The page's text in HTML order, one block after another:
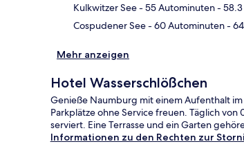
Kulkwitzer See- 55 Autominuten-
Cospudener See- 60 Autominuten-
Mehr anzeigen
Hotel Wasserschlößchen
Genieße Naumburg mit einem Aufenthalt
Parkplätze ohne Service freuen. Täglich
serviert. Eine Terrasse und ein Garten
Informationen zu den Rechten zur